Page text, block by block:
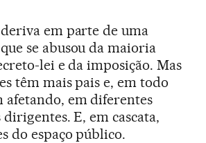
em parte de uma
se abusou da maioria
lei e da imposição. Mas
têm mais pais e, em todo
afetando, em diferentes
E, em cascata,
do espaço público.